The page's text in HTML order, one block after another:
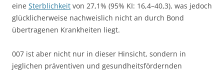
eine Sterblichkeit von 27,1% (95% KI: 16,4–40,3), was jedoch
glücklicherweise nachweislich nicht an durch Bond
übertragenen Krankheiten liegt.
007 ist aber nicht nur in dieser Hinsicht, sondern in
jeglichen präventiven und gesundheitsfördernden